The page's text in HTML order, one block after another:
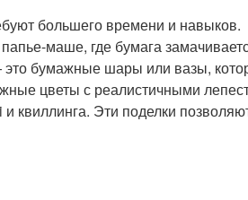
большего времени и навыков.
маше, где бумага
бумажные шары или вазы,
цветы с реалистичными
квиллинга. Эти поделки